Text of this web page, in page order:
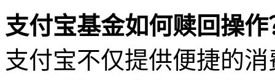
支付宝基金如何赎回操作
支付宝不仅提供便捷的